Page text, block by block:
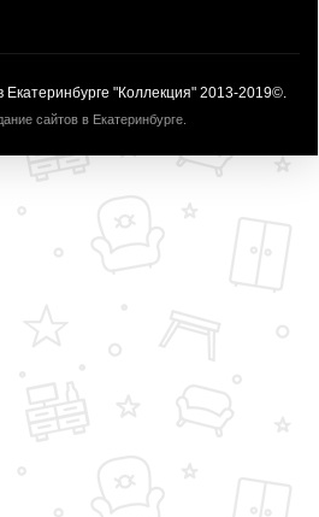
Екатеринбурге "Коллекция" 2013-2019©.
сайтов в Екатеринбурге.